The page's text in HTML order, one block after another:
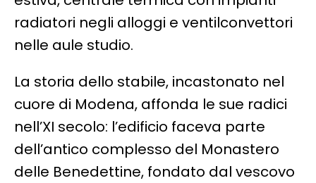
radiatori negli alloggi e ventilconvettori
nelle aule studio.
La storia dello stabile, incastonato nel
cuore di Modena, affonda le sue radici
nell’XI secolo: l’edificio faceva parte
dell’antico complesso del Monastero
delle Benedettine, fondato dal vescovo